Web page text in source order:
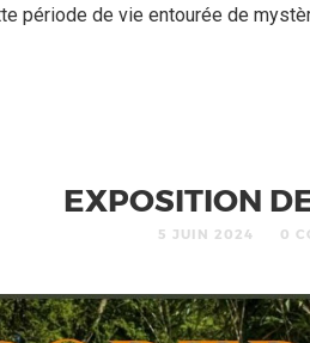
période de vie entourée de
EXPOSITION
5 JUIN 2024 0